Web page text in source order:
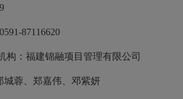
87116620
：福建锦融项目管理有限公司
蓉、郑嘉伟、邓紫妍